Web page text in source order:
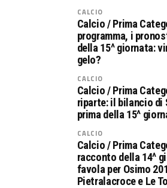
CALCIO
Calcio / Prima
programma, i
della 15^ giornata:
gelo?
CALCIO
Calcio / Prima
riparte: il bilancio di
prima della 15^
CALCIO
Calcio / Prima
racconto della 14^
favola per Osimo
Pietralacroce e Le